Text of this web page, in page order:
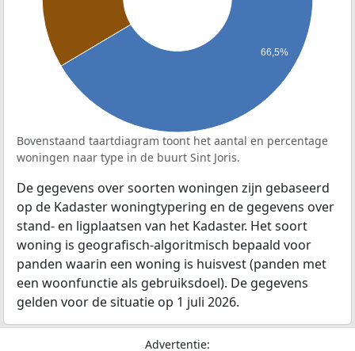
66,5%
Bovenstaand taartdiagram toont het aantal en percentage
woningen naar type in de buurt Sint Joris.
De gegevens over soorten woningen zijn gebaseerd
op de Kadaster woningtypering en de gegevens over
stand- en ligplaatsen van het Kadaster. Het soort
woning is geografisch-algoritmisch bepaald voor
panden waarin een woning is huisvest (panden met
een woonfunctie als gebruiksdoel). De gegevens
gelden voor de situatie op 1 juli 2026.
Advertentie: